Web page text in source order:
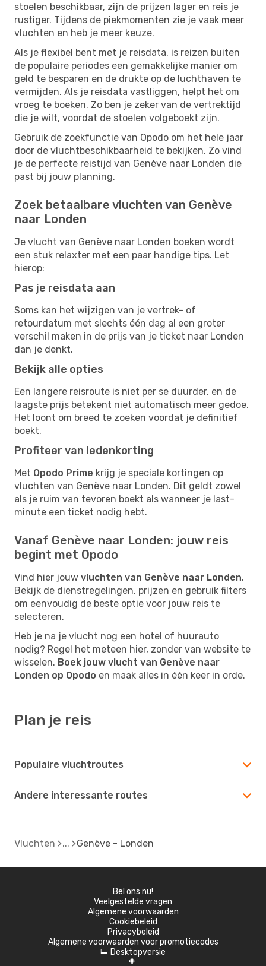
stoelen beschikbaar, zijn de prijzen lager en reis je
rustiger. Tijdens de piekmomenten zie je vaak meer
vluchten en heb je meer keuze.
Als je flexibel bent met je reisdata, is reizen buiten
de populaire periodes een gemakkelijke manier om
geld te besparen en de drukte op de luchthaven te
vermijden. Als je reisdata vastliggen, helpt het om
vroeg te boeken. Zo ben je zeker van de vertrektijd
die je wilt, voordat de stoelen volgeboekt zijn.
Gebruik de zoekfunctie van Opodo om het hele jaar
door de vluchtbeschikbaarheid te bekijken. Zo vind
je de perfecte reistijd van Genève naar Londen die
past bij jouw planning.
Zoek betaalbare vluchten van Genève
naar Londen
Je vlucht van Genève naar Londen boeken wordt
een stuk relaxter met een paar handige tips. Let
hierop:
Pas je reisdata aan
Soms kan het wijzigen van je vertrek- of
retourdatum met slechts één dag al een groter
verschil maken in de prijs van je ticket naar Londen
dan je denkt.
Bekijk alle opties
Een langere reisroute is niet per se duurder, en de
laagste prijs betekent niet automatisch meer gedoe.
Het loont om breed te zoeken voordat je definitief
boekt.
Profiteer van ledenkorting
Met Opodo Prime krijg je speciale kortingen op
vluchten van Genève naar Londen. Dit geldt zowel
als je ruim van tevoren boekt als wanneer je last-
minute een ticket nodig hebt.
Vanaf Genève naar Londen: jouw reis
begint met Opodo
Vind hier jouw vluchten van Genève naar Londen.
Bekijk de dienstregelingen, prijzen en gebruik filters
om eenvoudig de beste optie voor jouw reis te
selecteren.
Heb je na je vlucht nog een hotel of huurauto
nodig? Regel het meteen hier, zonder van website te
wisselen. Boek jouw vlucht van Genève naar
Londen op Opodo en maak alles in één keer in orde.
Plan je reis
Populaire vluchtroutes
Andere interessante routes
Vluchten Genève - Londen
Bel ons nu!
Veelgestelde vragen
Algemene voorwaarden
Cookiebeleid
Privacybeleid
Algemene voorwaarden voor promotiecodes
d Desktopversie
A